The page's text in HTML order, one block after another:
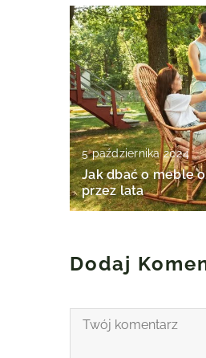
5 października 2024
Jak dbać o meble
przez lata
Dodaj